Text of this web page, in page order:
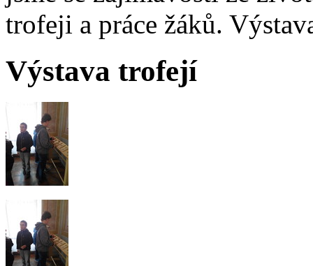
trofeji a práce žáků.
Výstava trofejí